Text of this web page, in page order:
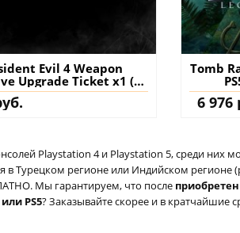
Evil 4 Weapon
Upgrade Ticket x1 (C)
PS5 (Турция) купить
на аккаунт
Tomb
6 976
Playstation 4 и Playstation 5, среди них
Турецком регионе или Индийском регионе
Мы гарантируем, что после
PS5? Заказывайте скорее и в кратчайшие